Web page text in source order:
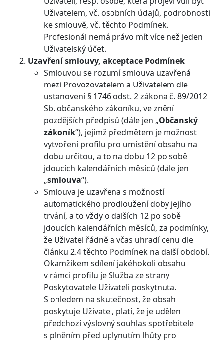
Uživatelem, vč. osobních údajů, podrobnosti
ke smlouvě, vč. těchto Podmínek.
Profesionál nemá právo mít více než jeden
Uživatelský účet.
Uzavření smlouvy, akceptace Podmínek
Smlouvou se rozumí smlouva uzavřená
mezi Provozovatelem a Uživatelem dle
ustanovení § 1746 odst. 2 zákona č. 89/2012
Sb. občanského zákoníku, ve znění
pozdějších předpisů (dále jen „Občanský
zákoník“), jejímž předmětem je možnost
vytvoření profilu pro umístění obsahu na
dobu určitou, a to na dobu 12 po sobě
jdoucích kalendářních měsíců (dále jen
„smlouva“).
Smlouva je uzavřena s možností
automatického prodloužení doby jejího
trvání, a to vždy o dalších 12 po sobě
jdoucích kalendářních měsíců, za podmínky,
že Uživatel řádně a včas uhradí cenu dle
článku 2.4 těchto Podmínek na další období.
Okamžikem sdílení jakéhokoli obsahu
v rámci profilu je Služba ze strany
Poskytovatele Uživateli poskytnuta.
S ohledem na skutečnost, že obsah
poskytuje Uživatel, platí, že je udělen
předchozí výslovný souhlas spotřebitele
s plněním před uplynutím lhůty pro